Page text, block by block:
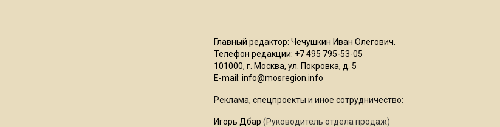
Главный редактор: Чечушкин Иван Олегович.
Телефон редакции: +7 495 795-53-05
101000, г. Москва, ул. Покровка, д. 5
E-mail: info@mosregion.info
Реклама, спецпроекты и иное сотрудничество:
Игорь Дбар (Руководитель отдела продаж)